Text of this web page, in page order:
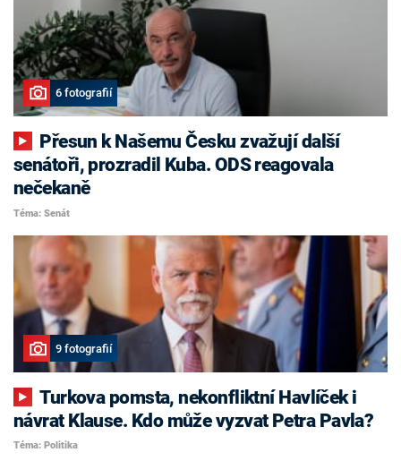
6 fotografií
senátoři, prozradil Kuba. ODS reagovala
nečekaně
Téma: Senát
9 fotografií
Turkova pomsta, nekonfliktní Havlíček i
návrat Klause. Kdo může vyzvat Petra Pavla?
Téma: Politika